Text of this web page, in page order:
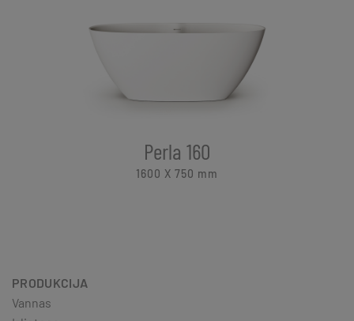
Perla 160
1600 X 750 mm
PRODUKCIJA
Vannas